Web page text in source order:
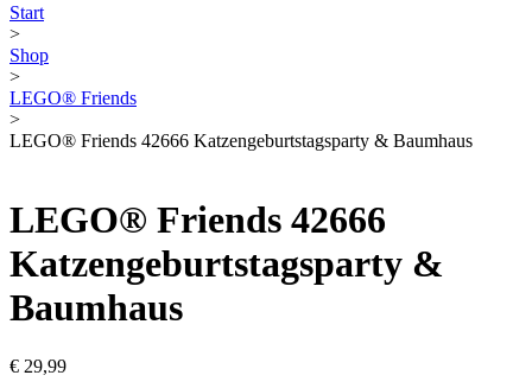
Start
>
Shop
>
LEGO® Friends
>
LEGO® Friends 42666 Katzengeburtstagsparty & Baumhaus
LEGO® Friends 42666
Katzengeburtstagsparty &
Baumhaus
€ 29,99